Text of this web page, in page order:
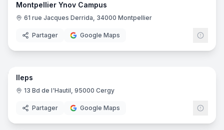
Montpellier Ynov Campus
61 rue Jacques Derrida, 34000 Montpellier
Partager Google Maps
41
Ileps
13 Bd de l'Hautil, 95000 Cergy
Partager Google Maps